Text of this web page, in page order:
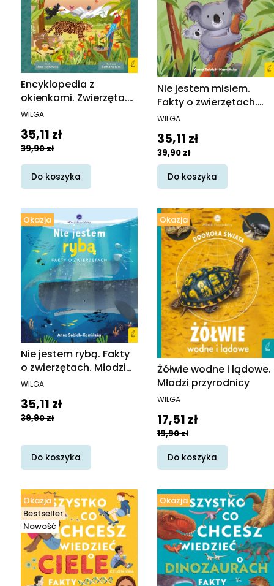
Encyklopedia z
okienkami. Zwierzęta.
Encyklopedia z
PRODUCENT
WILGA
Cena promocyjna
35,11 zł
39,90 zł
Do koszyka
Nie jestem misiem.
Fakty o zwierzętach.
Młodzi przyrodnicy
PRODUCENT
WILGA
Cena promocyjna
35,11 zł
39,90 zł
Do koszyka
Okazja
Nie jestem rybą. Fakty
o zwierzętach. Młodzi
przyrodnicy
PRODUCENT
WILGA
Cena promocyjna
35,11 zł
39,90 zł
Do koszyka
Okazja
Żółwie wodne i lądowe.
Młodzi przyrodnicy
PRODUCENT
WILGA
Cena promocyjna
17,51 zł
19,90 zł
Do koszyka
Okazja
Bestseller
Nowość
Okazja